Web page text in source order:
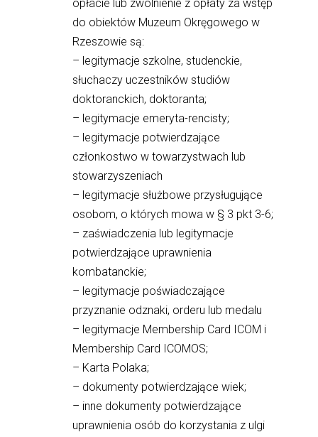
opłacie lub zwolnienie z opłaty za wstęp
do obiektów Muzeum Okręgowego w
Rzeszowie są:
– legitymacje szkolne, studenckie,
słuchaczy uczestników studiów
doktoranckich, doktoranta;
– legitymacje emeryta-rencisty;
– legitymacje potwierdzające
członkostwo w towarzystwach lub
stowarzyszeniach
– legitymacje służbowe przysługujące
osobom, o których mowa w § 3 pkt 3-6;
– zaświadczenia lub legitymacje
potwierdzające uprawnienia
kombatanckie;
– legitymacje poświadczające
przyznanie odznaki, orderu lub medalu
– legitymacje Membership Card ICOM i
Membership Card ICOMOS;
– Karta Polaka;
– dokumenty potwierdzające wiek;
– inne dokumenty potwierdzające
uprawnienia osób do korzystania z ulgi